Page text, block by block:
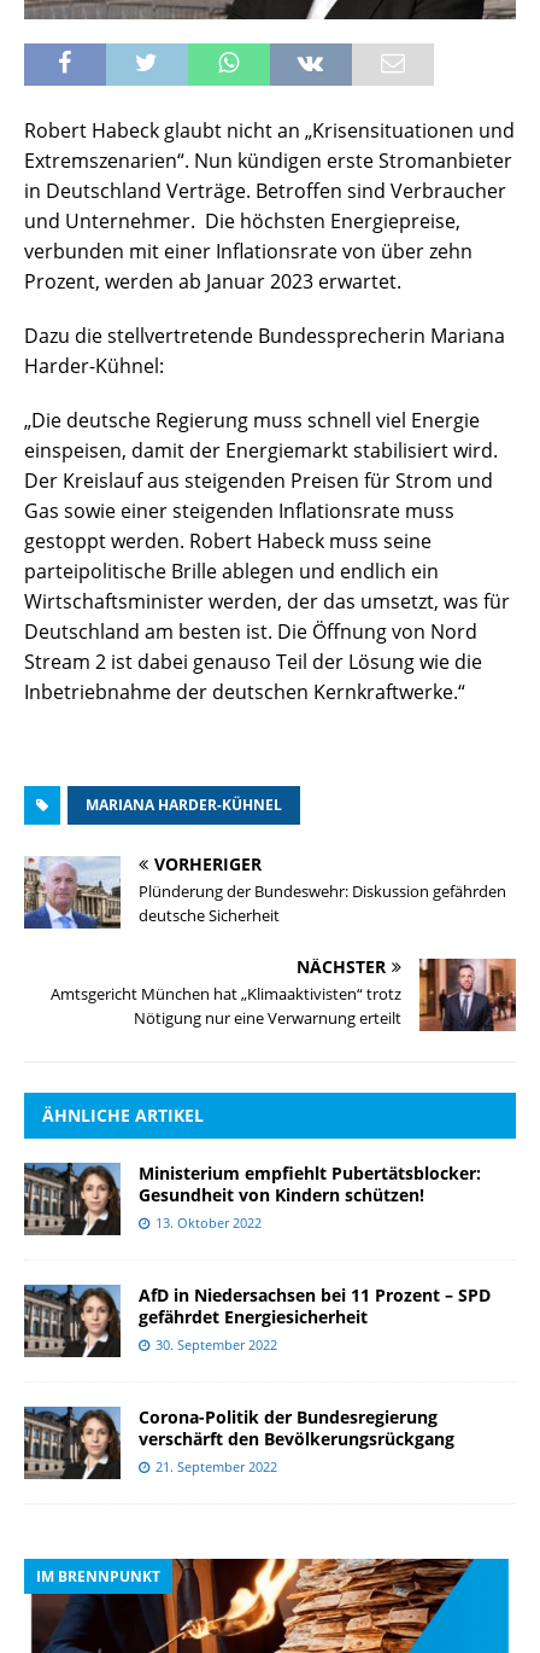
Robert Habeck glaubt nicht an „Krisensituationen und
Extremszenarien“. Nun kündigen erste Stromanbieter
in Deutschland Verträge. Betroffen sind Verbraucher
und Unternehmer. Die höchsten Energiepreise,
verbunden mit einer Inflationsrate von über zehn
Prozent, werden ab Januar 2023 erwartet.
Dazu die stellvertretende Bundessprecherin Mariana
Harder-Kühnel:
„Die deutsche Regierung muss schnell viel Energie
einspeisen, damit der Energiemarkt stabilisiert wird.
Der Kreislauf aus steigenden Preisen für Strom und
Gas sowie einer steigenden Inflationsrate muss
gestoppt werden. Robert Habeck muss seine
parteipolitische Brille ablegen und endlich ein
Wirtschaftsminister werden, der das umsetzt, was für
Deutschland am besten ist. Die Öffnung von Nord
Stream 2 ist dabei genauso Teil der Lösung wie die
Inbetriebnahme der deutschen Kernkraftwerke.“
MARIANA HARDER-KÜHNEL
VORHERIGER
Plünderung der Bundeswehr: Diskussion gefährden
deutsche Sicherheit
NÄCHSTER
Amtsgericht München hat „Klimaaktivisten“ trotz
Nötigung nur eine Verwarnung erteilt
ÄHNLICHE ARTIKEL
Ministerium empfiehlt Pubertätsblocker:
Gesundheit von Kindern schützen!
13. Oktober 2022
AfD in Niedersachsen bei 11 Prozent – SPD
gefährdet Energiesicherheit
30. September 2022
Corona-Politik der Bundesregierung
verschärft den Bevölkerungsrückgang
21. September 2022
IM BRENNPUNKT